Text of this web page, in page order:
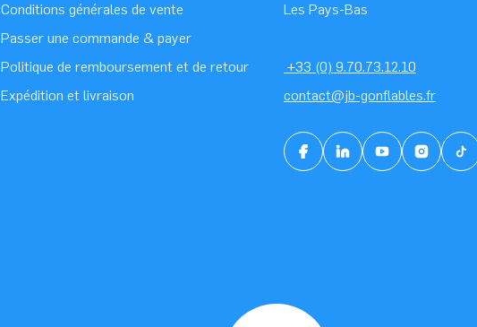
Conditions générales de vente
Passer une commande & payer
Politique de remboursement et de retour
Expédition et livraison
Les Pays-Bas
+33 (0) 9.70.73.12.10
contact@jb-gonflables.fr